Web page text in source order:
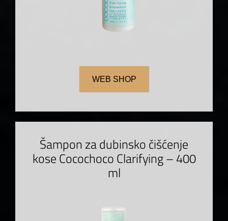
WEB SHOP
Šampon za dubinsko čišćenje
kose Cocochoco Clarifying – 400
ml